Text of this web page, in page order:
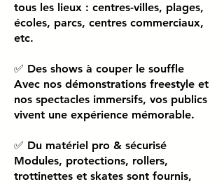
tous les lieux : centres-villes, plages,
écoles, parcs, centres commerciaux,
etc.
✅ Des shows à couper le souffle
Avec nos démonstrations freestyle et
nos spectacles immersifs, vos publics
vivent une expérience mémorable.
✅ Du matériel pro & sécurisé
Modules, protections, rollers,
trottinettes et skates sont fournis,